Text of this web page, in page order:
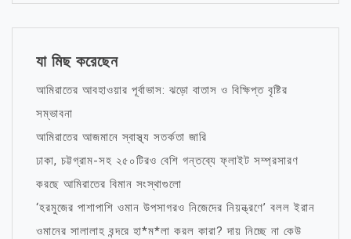
যা মিছ করেছেন
আমিরাতের আবহাওয়ার পূর্বাভাস: ঝড়ো বাতাস ও বিক্ষিপ্ত বৃষ্টির
সম্ভাবনা
আমিরাতের আজমানে স্বাস্থ্য সতর্কতা জারি
ঢাকা, চট্টগ্রাম-সহ ২৫০টিরও বেশি গন্তব্যে ফ্লাইট সম্প্রসারণ
করছে আমিরাতের বিমান সংস্থাগুলো
‘হরমুজের পাশাপাশি ওমান উপসাগরও নিজেদের নিয়ন্ত্রণে’ বলল ইরান
ওমানের সালালাহ বন্দরে হা*ম*লা করল কারা? দায় নিচ্ছে না কেউ